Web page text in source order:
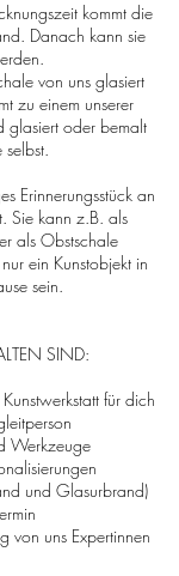
kommt die
Danach kann sie
von uns glasiert
zu einem unserer
glasiert oder bemalt
Erinnerungsstück an
Sie kann z.B. als
als Obstschale
ein Kunstobjekt in
sein.
SIND:
für dich
Werkzeuge
und Glasurbrand)
von uns Expertinnen